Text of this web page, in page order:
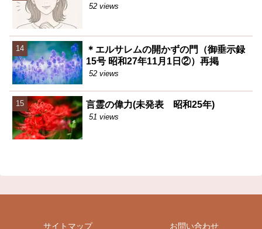
52 views
＊エルサレムの開かずの門（御垂示録
15号 昭和27年11月1日②）再掲
52 views
言霊の偉力(未発表 昭和25年)
51 views
サイトマップ お問い合わせ